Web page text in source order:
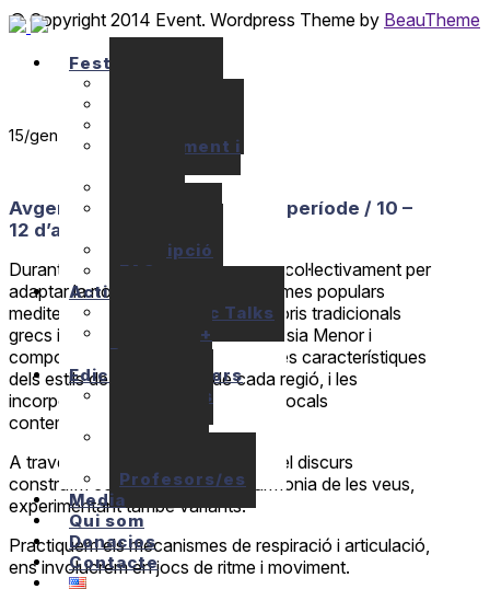
Festival
Allotjament i
Inscripció
FAQ
Activitats
10+1 Music Talks
Briam / E+
Program
Edicions anteriors
Seminaris
Profesors/es
Media
Qui som
Donacios
Contacte
© Copyright 2014 Event. Wordpress Theme by BeauTheme
15/gen
Avgerini Gatsi: Cant crec / 2n període / 10 –
12 d’abril de 2020
Durant aquest seminari treballarem col·lectivament per
adaptar la nostra veu a escales i ritmes populars
mediterranis, tot treballant el repertoris tradicionals
grecs i rebetiko antic (tradició de l’Àsia Menor i
compositors d’Esmirna). Imitarem les característiques
dels estils de les cançons de cada regió, i les
incorporarem als sons i tècniques vocals
contemporànies.
A través de les melodioses rimes del discurs
construïm codis de polifonia i harmonia de les veus,
experimentant també variants.
Practiquem els mecanismes de respiració i articulació,
ens involucrem en jocs de ritme i moviment.